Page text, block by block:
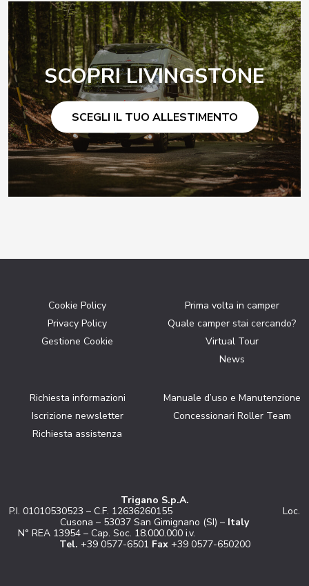
SCOPRI LIVINGSTONE
SCEGLI IL TUO ALLESTIMENTO
Cookie Policy
Privacy Policy
Gestione Cookie
Prima volta in camper
Quale camper stai cercando?
Virtual Tour
News
Richiesta informazioni
Iscrizione newsletter
Richiesta assistenza
Manuale d’uso e Manutenzione
Concessionari Roller Team
Trigano S.p.A.
P.I. 01010530523 – C.F. 12636260155 Loc.
Cusona – 53037 San Gimignano (SI) – Italy
N° REA 13954 – Cap. Soc. 18.000.000 i.v.
Tel. +39 0577-6501 Fax+39 0577-650200